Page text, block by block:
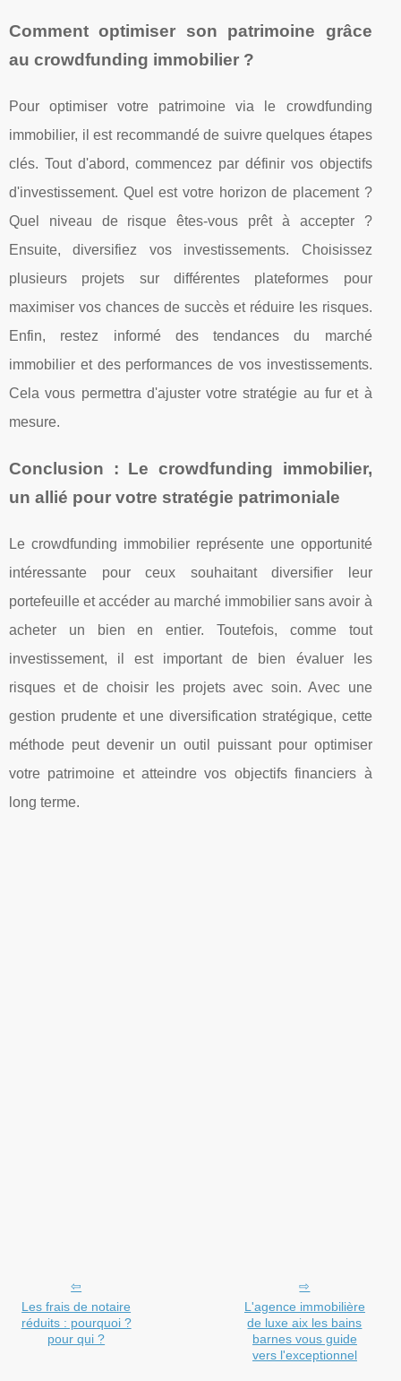
Comment optimiser son patrimoine grâce
au crowdfunding immobilier ?
Pour optimiser votre patrimoine via le crowdfunding
immobilier, il est recommandé de suivre quelques étapes
clés. Tout d'abord, commencez par définir vos objectifs
d'investissement. Quel est votre horizon de placement ?
Quel niveau de risque êtes-vous prêt à accepter ?
Ensuite, diversifiez vos investissements. Choisissez
plusieurs projets sur différentes plateformes pour
maximiser vos chances de succès et réduire les risques.
Enfin, restez informé des tendances du marché
immobilier et des performances de vos investissements.
Cela vous permettra d'ajuster votre stratégie au fur et à
mesure.
Conclusion : Le crowdfunding immobilier,
un allié pour votre stratégie patrimoniale
Le crowdfunding immobilier représente une opportunité
intéressante pour ceux souhaitant diversifier leur
portefeuille et accéder au marché immobilier sans avoir à
acheter un bien en entier. Toutefois, comme tout
investissement, il est important de bien évaluer les
risques et de choisir les projets avec soin. Avec une
gestion prudente et une diversification stratégique, cette
méthode peut devenir un outil puissant pour optimiser
votre patrimoine et atteindre vos objectifs financiers à
long terme.
Les frais de notaire
réduits : pourquoi ?
pour qui ?
L'agence immobilière
de luxe aix les bains
barnes vous guide
vers l'exceptionnel